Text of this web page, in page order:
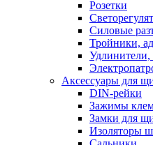
Розетки
Силовые
Тройники,
Удлинители,
Аксессуары для
DIN-рейки
Зажимы
Замки для
Изоляторы